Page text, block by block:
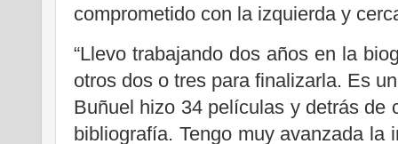
comprometido con la izquierda y
“Llevo trabajando dos años en la
otros dos o tres para finalizarla. Es
Buñuel hizo 34 películas y detrás de
bibliografía. Tengo muy avanzada la